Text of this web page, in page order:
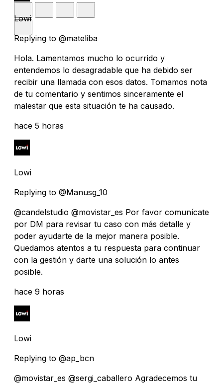
Lowi
Replying to @mateliba
Hola. Lamentamos mucho lo ocurrido y
entendemos lo desagradable que ha debido ser
recibir una llamada con esos datos. Tomamos nota
de tu comentario y sentimos sinceramente el
malestar que esta situación te ha causado.
hace 5 horas
Lowi
Replying to @Manusg_10
@candelstudio @movistar_es Por favor comunícate
por DM para revisar tu caso con más detalle y
poder ayudarte de la mejor manera posible.
Quedamos atentos a tu respuesta para continuar
con la gestión y darte una solución lo antes
posible.
hace 9 horas
Lowi
Replying to @ap_bcn
@movistar_es @sergi_caballero Agradecemos tu